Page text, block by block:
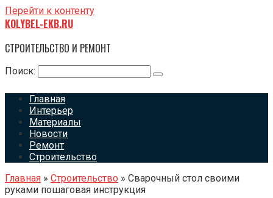
Перейти к контенту
KOLYBEL-EKB.RU
СТРОИТЕЛЬСТВО И РЕМОНТ
Поиск:
Главная
Интерьер
Материалы
Новости
Ремонт
Строительство
Главная » Строительство » Сварочный стол своими
руками пошаговая инструкция